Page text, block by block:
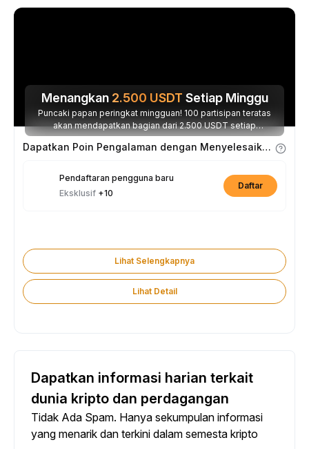
Menangkan 2.500 USDT Setiap Minggu
Puncaki papan peringkat mingguan! 100 partisipan teratas
akan mendapatkan bagian dari 2.500 USDT setiap
minggunya.
Dapatkan Poin Pengalaman dengan Menyelesaikan Tugas
Pendaftaran pengguna baru
Eksklusif +10
Daftar
Lihat Selengkapnya
Lihat Detail
Dapatkan informasi harian terkait
dunia kripto dan perdagangan
Tidak Ada Spam. Hanya sekumpulan informasi
yang menarik dan terkini dalam semesta kripto